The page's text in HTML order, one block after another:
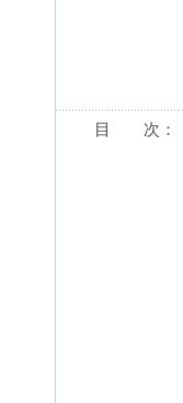
目 次：